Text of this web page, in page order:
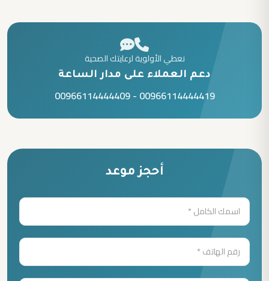
نعطي الأولوية لرعايتك الصحية
دعم العملاء على مدار الساعة
00966114444419
-
00966114444409
أحجز موعد